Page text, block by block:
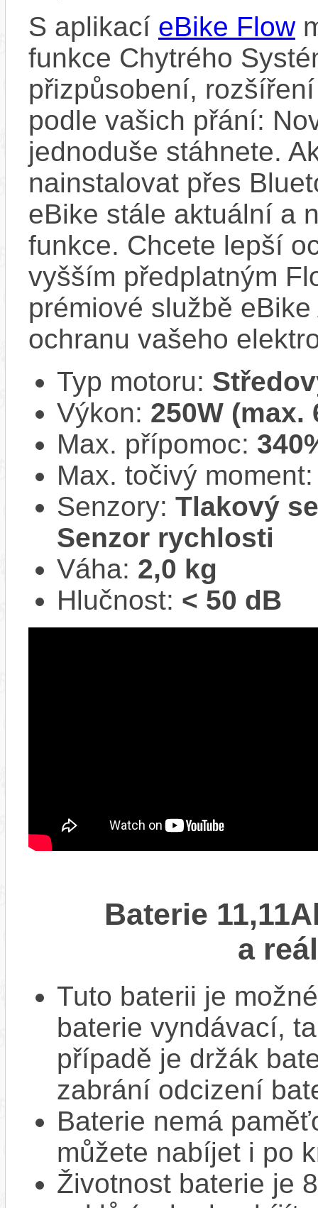
S aplikací eBike Flow
funkce Chytrého
přizpůsobení,
podle vašich přání:
jednoduše stáhnete.
nainstalovat přes
eBike stále aktuální a
funkce. Chcete lepší
vyšším předplatným
prémiové službě
ochranu vašeho
Typ motoru:
Výkon: 250W (max.
Max. přípomoc:
Max. točivý
Senzory: Tlakový
Senzor rychlosti
Váha: 2,0 kg
Hlučnost: < 50 dB
Baterie
a
Tuto baterii je
baterie vyndávací,
případě je držák
zabrání odcizení
Baterie nemá
můžete nabíjet i po
Životnost baterie je